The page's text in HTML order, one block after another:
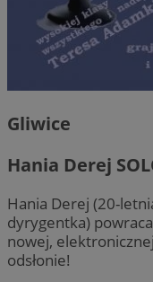
Gliwice
Hania Derej
Hania Derej (20-
dyrygentka)
nowej,
odsłonie!